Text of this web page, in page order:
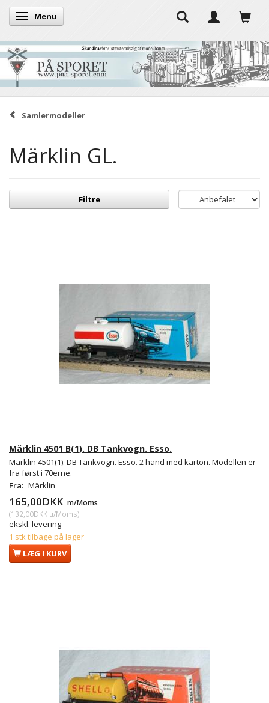
Skifte navigation
Menu
Samlermodeller
Märklin GL.
Filtre
Märklin 4501 B(1). DB Tankvogn. Esso.
Märklin 4501(1). DB Tankvogn. Esso. 2 hand med karton. Modellen er
fra først i 70erne.
Fra: Märklin
165,00DKK m/Moms
(132,00DKK u/Moms)
ekskl. levering
1 stk tilbage på lager
LÆG I KURV